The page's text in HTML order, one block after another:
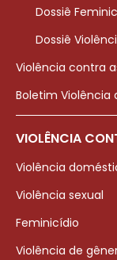
Dossiê
Dossiê
Violência contra
Boletim Violência
VIOLÊNCIA
Violência
Violência sexual
Feminicídio
Violência de